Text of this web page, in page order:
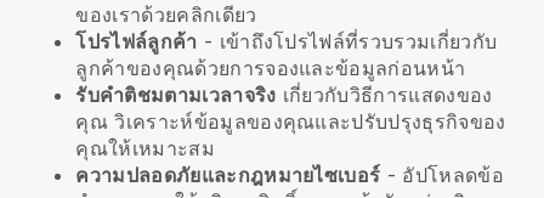
ของเราด้วยคลิกเดียว
โปรไฟล์ลูกค้า - เข้าถึงโปรไฟล์ที่รวบรวมเกี่ยวกับ
ลูกค้าของคุณด้วยการจองและข้อมูลก่อนหน้า
รับคำติชมตามเวลาจริง เกี่ยวกับวิธีการแสดงของ
คุณ วิเคราะห์ข้อมูลของคุณและปรับปรุงธุรกิจของ
คุณให้เหมาะสม
ความปลอดภัยและกฎหมายไซเบอร์ - อัปโหลดข้อ